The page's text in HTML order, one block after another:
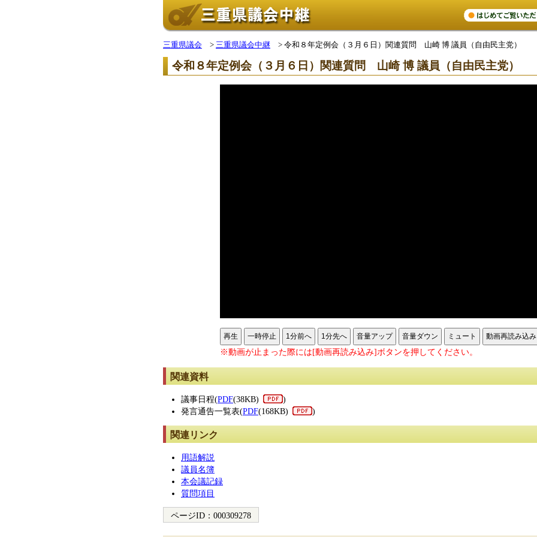
三重県議会 > 三重県議会中継 > 令和８年定例会（３月６日）関連質問 山崎 博 議員（自由民主党）
令和８年定例会（３月６日）関連質問 山崎 博 議員（自由民主党）
再生 一時停止 1分前へ 1分先へ 音量アップ 音量ダウン ミュート 動画再読み込み
※動画が止まった際には[動画再読み込み]ボタンを押してください。
関連資料
議事日程(PDF(38KB)
)
発言通告一覧表(PDF(168KB) )
関連リンク
用語解説
議員名簿
本会議記録
質問項目
ページID： 000309278